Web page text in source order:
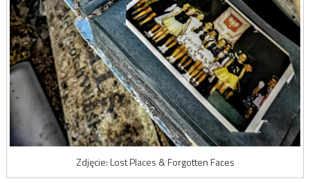
Zdjęcie: Lost Places & Forgotten Faces